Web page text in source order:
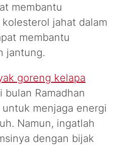
membantu
jahat dalam
membantu
jantung.
goreng kelapa
bulan Ramadhan
menjaga energi
Namun, ingatlah
dengan bijak